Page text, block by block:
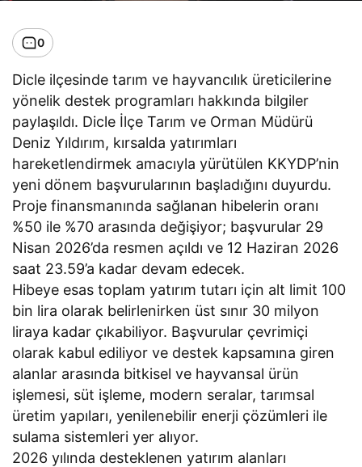
0
Dicle ilçesinde tarım ve hayvancılık üreticilerine
yönelik destek programları hakkında bilgiler
paylaşıldı. Dicle İlçe Tarım ve Orman Müdürü
Deniz Yıldırım, kırsalda yatırımları
hareketlendirmek amacıyla yürütülen KKYDP’nin
yeni dönem başvurularının başladığını duyurdu.
Proje finansmanında sağlanan hibelerin oranı
%50 ile %70 arasında değişiyor; başvurular 29
Nisan 2026’da resmen açıldı ve 12 Haziran 2026
saat 23.59’a kadar devam edecek.
Hibeye esas toplam yatırım tutarı için alt limit 100
bin lira olarak belirlenirken üst sınır 30 milyon
liraya kadar çıkabiliyor. Başvurular çevrimiçi
olarak kabul ediliyor ve destek kapsamına giren
alanlar arasında bitkisel ve hayvansal ürün
işlemesi, süt işleme, modern seralar, tarımsal
üretim yapıları, yenilenebilir enerji çözümleri ile
sulama sistemleri yer alıyor.
2026 yılında desteklenen yatırım alanları